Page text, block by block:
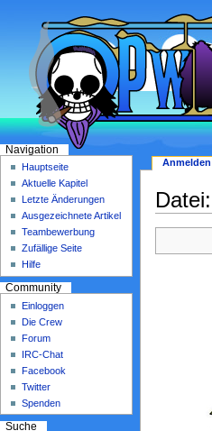
Navigation
Hauptseite
Aktuelle Kapitel
Letzte Änderungen
Ausgezeichnete Artikel
Teambewerbung
Zufällige Seite
Hilfe
Community
Einloggen
Die Crew
Forum
IRC-Chat
Facebook
Twitter
Spenden
Suche